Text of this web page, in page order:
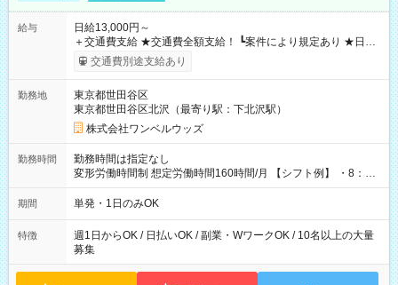
給与
日給13,000円～
＋交通費支給 ★交通費全額支給！ ┗案件により規定あり ★日払
いOK！（規定あり） ┗働いたその日に現金GET♪ お仕事後はコ
ンビニATMから 日払い分を引き落とせます！ 【試用期間】試
交通費別途支給あり
勤務地
東京都世田谷区
東京都世田谷区北沢（最寄り駅：下北沢駅）
株式会社ワンベルウッズ
勤務時間
勤務時間は指定なし
変形労働時間制 想定労働時間160時間/月 【シフト例】 ・8：00
～21：00
期間 単発・1日のみOK
特徴
週1日からOK / 日払いOK / 副業・WワークOK / 10名以上の大量
募集